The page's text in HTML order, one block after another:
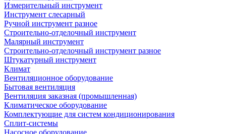
Измерительный инструмент
Инструмент слесарный
Ручной инструмент разное
Строительно-отделочный инструмент
Малярный инструмент
Строительно-отделочный инструмент разное
Штукатурный инструмент
Климат
Вентиляционное оборудование
Бытовая вентиляция
Вентиляция заказная (промышленная)
Климатическое оборудование
Комплектующие для систем кондиционирования
Сплит-системы
Насосное оборудование